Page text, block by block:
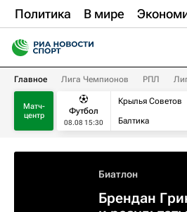
Политика В мире
Главное Лига Чемпионов РПЛ
Матч-
центр
Футбол
08.08 15:30
Крылья Советов
Балтика
Биатлон
Брендан